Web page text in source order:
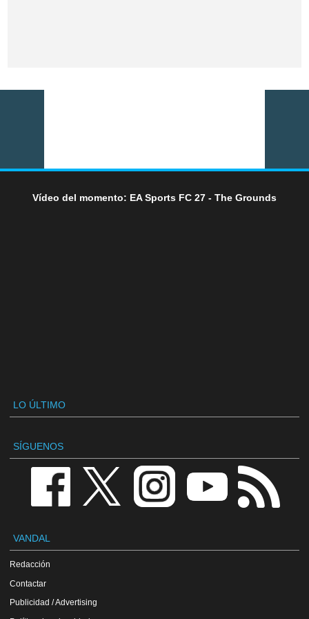
Vídeo del momento: EA Sports FC 27 - The Grounds
LO ÚLTIMO
SÍGUENOS
VANDAL
Redacción
Contactar
Publicidad / Advertising